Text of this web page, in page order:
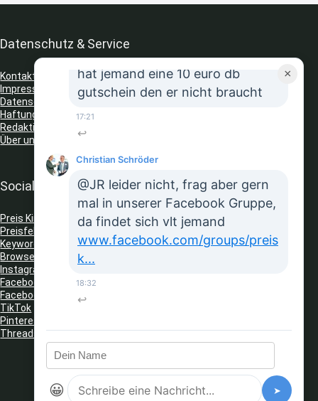
Datenschutz & Service
Kontakt
Impressum
Datenschutz
Haftungsausschluss
Redaktionelle Richtlinien
Über uns
Social Media
Preis King auf Telegram
Preisfehler Whats App Kanal
Keyword Tracker (Telegram)
Browser Erweiterungen: Gutschein Finder
Instagram
Facebook
Facebook Gruppe
TikTok
Pinterest
Threads
×
8:43
JR
hat jemand eine 10 euro db
gutschein den er nicht braucht
17:21
↩
Christian Schröder
@JR leider nicht, frag aber gern
mal in unserer Facebook Gruppe,
da findet sich vlt jemand
www.facebook.com/groups/preis
k...
18:32
↩
😀 ➤